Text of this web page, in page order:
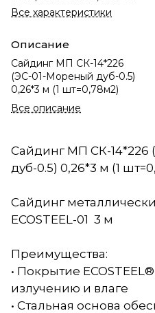
Все характеристики
Описание
Сайдинг МП СК-14*226
(ЭС-01-Мореный дуб-0.5)
0,26*3 м (1 шт=0,78м2)
Все описание
Сайдинг МП СК-14*226
дуб-0.5) 0,26*3 м (1
Сайдинг
ECOSTEEL-01 3 м
Преимущества:
• Покрытие
излучению и влаге
• Стальная основа